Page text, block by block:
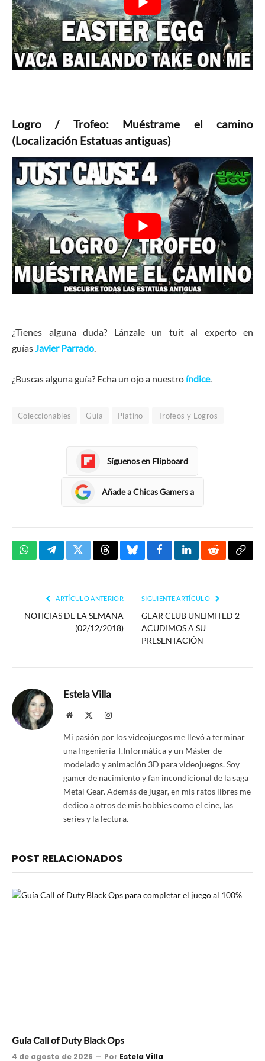
Logro / Trofeo: Muéstrame el camino
(Localización Estatuas antiguas)
¿Tienes alguna duda? Lánzale un tuit al experto en
guíasJavier Parrado.
¿Buscas alguna guía? Echa un ojo a nuestro índice.
Coleccionables Guía Platino Trofeos y Logros
Síguenos en Flipboard
Añade a Chicas Gamers a
WhatsAppTelegramTwitterThreadsBlueskyFacebookLinkedInReddit
ARTÍCULO ANTERIOR
NOTICIAS DE LA SEMANA
(02/12/2018)
SIGUIENTE ARTÍCULO
GEAR CLUB UNLIMITED 2 –
ACUDIMOS A SU
PRESENTACIÓN
Estela Villa
Website Instagram
Mi pasión por los videojuegos me llevó a terminar
una Ingeniería T.Informática y un Máster de
modelado y animación 3D para videojuegos. Soy
gamer de nacimiento y fan incondicional de la saga
Metal Gear. Además de jugar, en mis ratos libres me
dedico a otros de mis hobbies como el cine, las
series y la lectura.
POST RELACIONADOS
Guía Call of Duty Black Ops
4 de agosto de 2026 Por Estela Villa